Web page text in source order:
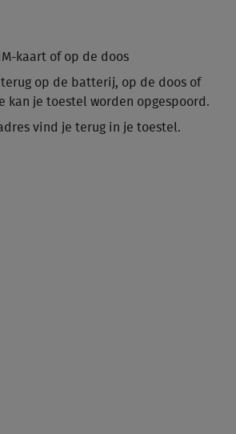
kaart of op de doos
op de batterij, op de doos of
kan je toestel worden opgespoord.
vind je terug in je toestel.